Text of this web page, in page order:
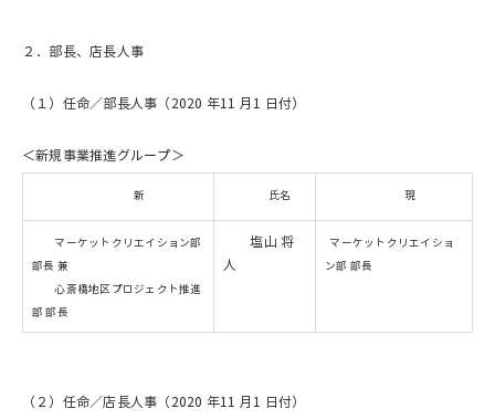
２．部長、店長人事
（１）任命／部長人事（2020 年11 月1 日付）
＜新規事業推進グループ＞
新 氏名 現
マーケットクリエイション部
部長 兼
心斎橋地区プロジェクト推進
部 部長
塩山 将
人
マーケットクリエイショ
ン部 部長
（２）任命／店長人事（2020 年11 月1 日付）